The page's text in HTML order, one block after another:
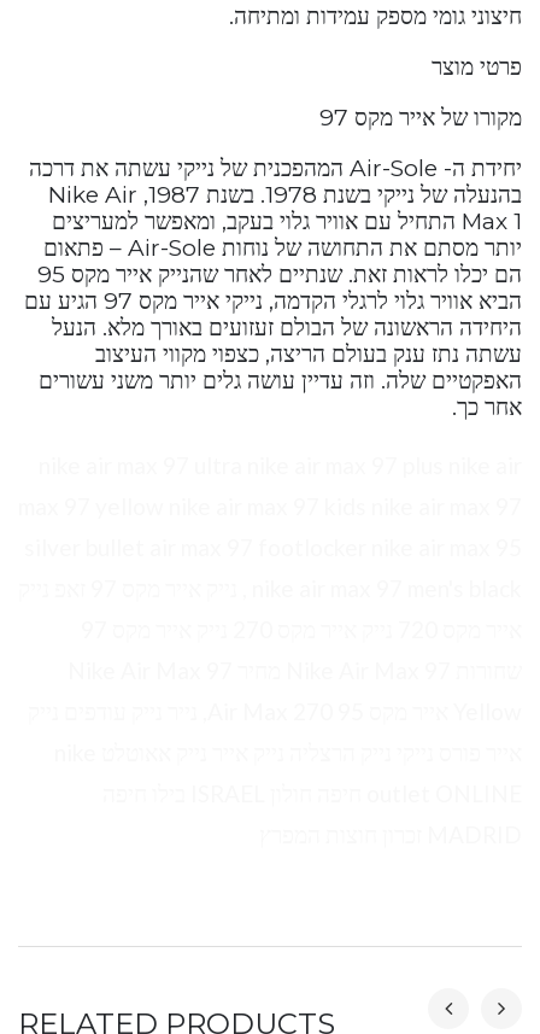
חיצוני גומי מספק עמידות ומתיחה.
פרטי מוצר
מקורו של אייר מקס 97
יחידת ה- Air-Sole המהפכנית של נייקי עשתה את דרכה
בהנעלה של נייקי בשנת 1978. בשנת 1987, Nike Air
Max 1 התחיל עם אוויר גלוי בעקב, ומאפשר למעריצים
יותר מסתם את התחושה של נוחות Air-Sole – פתאום
הם יכלו לראות זאת. שנתיים לאחר שהנייק אייר מקס 95
הביא אוויר גלוי לרגלי הקדמה, נייקי אייר מקס 97 הגיע עם
היחידה הראשונה של הבולם זעזועים באורך מלא. הנעל
עשתה נתז ענק בעולם הריצה, כצפוי מקווי העיצוב
האפקטיים שלה. וזה עדיין עושה גלים יותר משני עשורים
אחר כך.
RELATED PRODUCTS